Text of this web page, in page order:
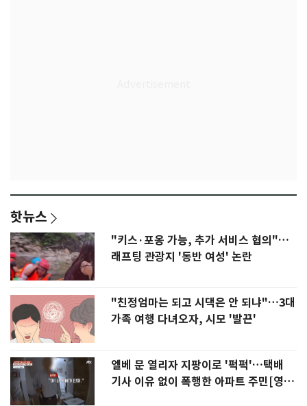
핫뉴스
"키스·포옹 가능, 추가 서비스 협의"…
래프팅 관광지 '동반 여성' 논란
"친정엄마는 되고 시댁은 안 되냐"…3대
가족 여행 다녀오자, 시모 '발끈'
엘베 문 열리자 지팡이로 '퍽퍽'…택배
기사 이유 없이 폭행한 아파트 주민[영